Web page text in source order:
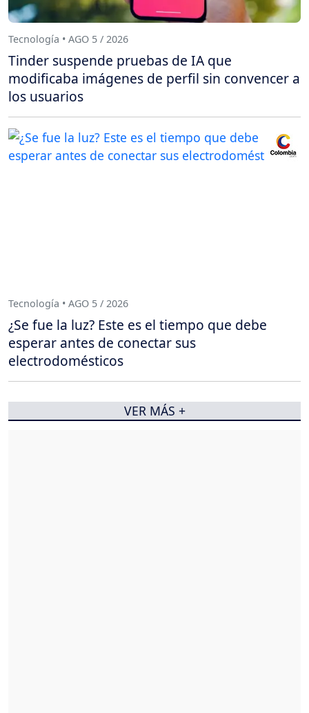
Tecnología • AGO 5 / 2026
Tinder suspende pruebas de IA que
modificaba imágenes de perfil sin convencer a
los usuarios
Tecnología • AGO 5 / 2026
¿Se fue la luz? Este es el tiempo que debe
esperar antes de conectar sus
electrodomésticos
VER MÁS +